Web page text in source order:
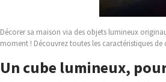
Décorer sa maison via des objets lumineux
moment ! Découvrez toutes les caractéristiques
Un cube lumineux,